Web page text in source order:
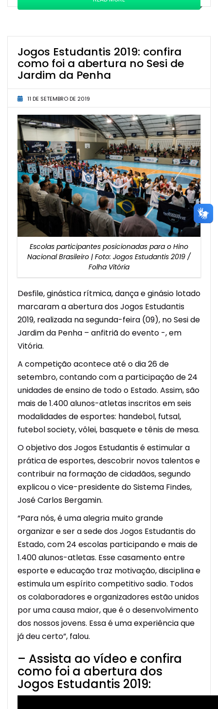
Jogos Estudantis 2019: confira
como foi a abertura no Sesi de
Jardim da Penha
11 DE SETEMBRO DE 2019
Escolas participantes posicionadas para o Hino
Nacional Brasileiro | Foto: Jogos Estudantis 2019 /
Folha Vitória
Desfile, ginástica rítmica, dança e ginásio lotado
marcaram a abertura dos Jogos Estudantis
2019, realizada na segunda-feira (09), no Sesi de
Jardim da Penha – anfitriã do evento -, em
Vitória.
A competição acontece até o dia 26 de
setembro, contando com a participação de 24
unidades de ensino de todo o Estado. Assim, são
mais de 1.400 alunos-atletas inscritos em seis
modalidades de esportes: handebol, futsal,
futebol society, vôlei, basquete e tênis de mesa.
O objetivo dos Jogos Estudantis é estimular a
prática de esportes, descobrir novos talentos e
contribuir na formação de cidadãos, segundo
explicou o vice-presidente do Sistema Findes,
José Carlos Bergamin.
“Para nós, é uma alegria muito grande
organizar e ser a sede dos Jogos Estudantis do
Estado, com 24 escolas participando e mais de
1.400 alunos-atletas. Esse casamento entre
esporte e educação traz motivação, disciplina e
estimula um espírito competitivo sadio. Todos
os colaboradores e organizadores estão unidos
por uma causa maior, que é o desenvolvimento
dos nossos jovens. Essa é uma experiência que
já deu certo”, falou.
– Assista ao vídeo e confira
como foi a abertura dos
Jogos Estudantis 2019: